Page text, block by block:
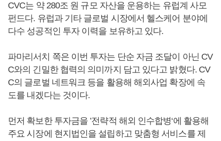
CVC는 약 280조 원 규모 자산을 운용하는 유럽계 사모
펀드다. 유럽과 기타 글로벌 시장에서 헬스케어 분야에
다수 성공적인 투자 이력을 보유하고 있다.
파마리서치 쪽은 이번 투자는 단순 자금 조달이 아닌 CV
C와의 긴밀한 협력의 의미까지 담고 있다고 밝혔다. CV
C의 글로벌 네트워크 등을 활용해 해외사업 확장에 속
도를 내겠다는 것이다.
먼저 확보한 투자금을 ’전략적 해외 인수합병‘에 활용해
주요 시장에 현지법인을 설립하고 맞춤형 서비스를 제